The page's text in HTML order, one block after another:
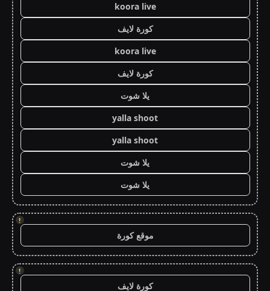
koora live
كورة لايف
koora live
كورة لايف
يلا شوت
yalla shoot
yalla shoot
يلا شوت
يلا شوت
!
موقع كورة
!
كورة لايف